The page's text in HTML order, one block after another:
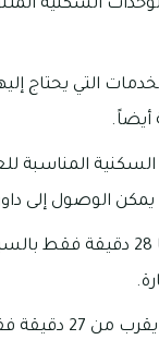
من الفلل والوحدات
المرافق والخدمات
أيضاً.
من الوحدات السكنية
يمكنك الوصول إلى جبل علي في